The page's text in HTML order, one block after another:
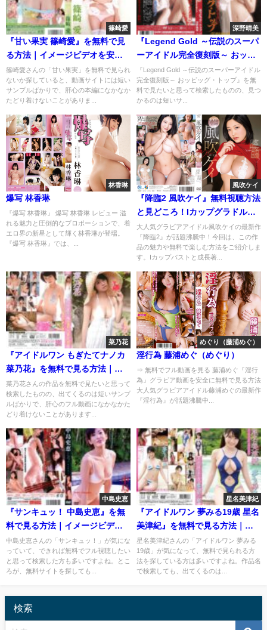
篠崎愛
『甘い果実 篠崎愛』を無料で見
る方法｜イメージビデオを安全
にフル視聴
篠崎愛さんの「甘い果実」を無料で見られ
ないか探していると、動画サイトには短い
サンプルばかりで、肝心の本編になかなか
たどり着けないことがありま...
深野晴美
『Legend Gold ～伝説のスーパ
ーアイドル完全復刻版～ おッビ
ッグ・トップ 深野晴美』を無料
で見る方法｜イメージビデオを
安全にフル視聴
『Legend Gold ～伝説のスーパーアイドル
完全復刻版～ おッビッグ・トップ』を無
料で見たいと思って検索したものの、見つ
かるのは短いサ...
林香琳
爆写 林香琳
『爆写 林香琳』 爆写 林香琳 レビュー 溢
れる魅力と圧倒的なプロポーションで、着
エロ界の新星として輝く林香琳が登場。
『爆写 林香琳』では、...
風吹ケイ
『降臨2 風吹ケイ』無料視聴方法
と見どころ！Iカップグラドルの
魅力を徹底解説
大人気グラビアアイドル風吹ケイの最新作
『降臨2』が話題沸騰中！今回は、この作
品の魅力や無料で楽しむ方法をご紹介しま
す。Iカップバストと成長著...
菜乃花
『アイドルワン もぎたてナノカ
菜乃花』を無料で見る方法｜イ
メージビデオを安全にフル視聴
菜乃花さんの作品を無料で見たいと思って
検索したものの、出てくるのは短いサンプ
ルばかりで、肝心のフル動画になかなかた
どり着けないことがあります...
めぐり（藤浦めぐ）
淫行為 藤浦めぐ（めぐり）
⇒ 無料でフル動画を見る 藤浦めぐ『淫行
為』グラビア動画を安全に無料で見る方法
大人気グラビアアイドル藤浦めぐの最新作
『淫行為』が話題沸騰中...
中島史恵
『サンキュッ！ 中島史恵』を無
料で見る方法｜イメージビデオ
を安全にフル視聴
中島史恵さんの「サンキュッ！」が気にな
っていて、できれば無料でフル視聴したい
と思って検索した方も多いですよね。とこ
ろが、無料サイトを探しても...
星名美津紀
『アイドルワン 夢みる19歳 星名
美津紀』を無料で見る方法｜イ
メージビデオを安全にフル視聴
星名美津紀さんの「アイドルワン 夢みる
19歳」が気になって、無料で見られる方
法を探している方は多いですよね。作品名
で検索しても、出てくるのは...
検索